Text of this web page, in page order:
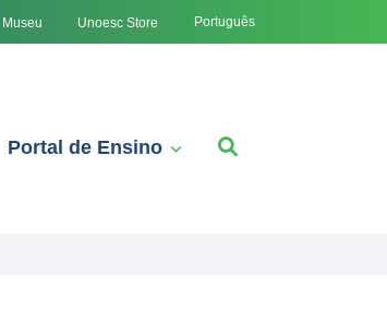
Museu Unoesc Store Português
Portal de Ensino